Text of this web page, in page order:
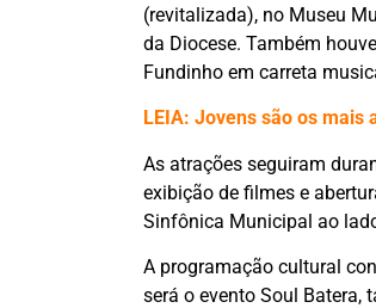
(revitalizada), no Museu
da Diocese. Também
Fundinho em carreta
LEIA: Jovens são os
As atrações seguiram
exibição de filmes e
Sinfônica Municipal ao
A programação cultural
será o evento Soul Batera,